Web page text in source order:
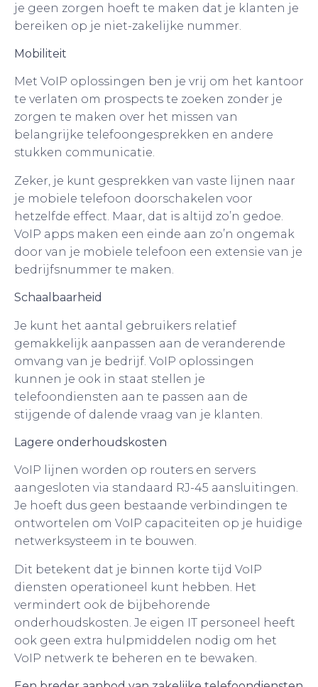
je geen zorgen hoeft te maken dat je klanten je
bereiken op je niet-zakelijke nummer.
Mobiliteit
Met VoIP oplossingen ben je vrij om het kantoor
te verlaten om prospects te zoeken zonder je
zorgen te maken over het missen van
belangrijke telefoongesprekken en andere
stukken communicatie.
Zeker, je kunt gesprekken van vaste lijnen naar
je mobiele telefoon doorschakelen voor
hetzelfde effect. Maar, dat is altijd zo’n gedoe.
VoIP apps maken een einde aan zo’n ongemak
door van je mobiele telefoon een extensie van je
bedrijfsnummer te maken.
Schaalbaarheid
Je kunt het aantal gebruikers relatief
gemakkelijk aanpassen aan de veranderende
omvang van je bedrijf. VoIP oplossingen
kunnen je ook in staat stellen je
telefoondiensten aan te passen aan de
stijgende of dalende vraag van je klanten.
Lagere onderhoudskosten
VoIP lijnen worden op routers en servers
aangesloten via standaard RJ-45 aansluitingen.
Je hoeft dus geen bestaande verbindingen te
ontwortelen om VoIP capaciteiten op je huidige
netwerksysteem in te bouwen.
Dit betekent dat je binnen korte tijd VoIP
diensten operationeel kunt hebben. Het
vermindert ook de bijbehorende
onderhoudskosten. Je eigen IT personeel heeft
ook geen extra hulpmiddelen nodig om het
VoIP netwerk te beheren en te bewaken.